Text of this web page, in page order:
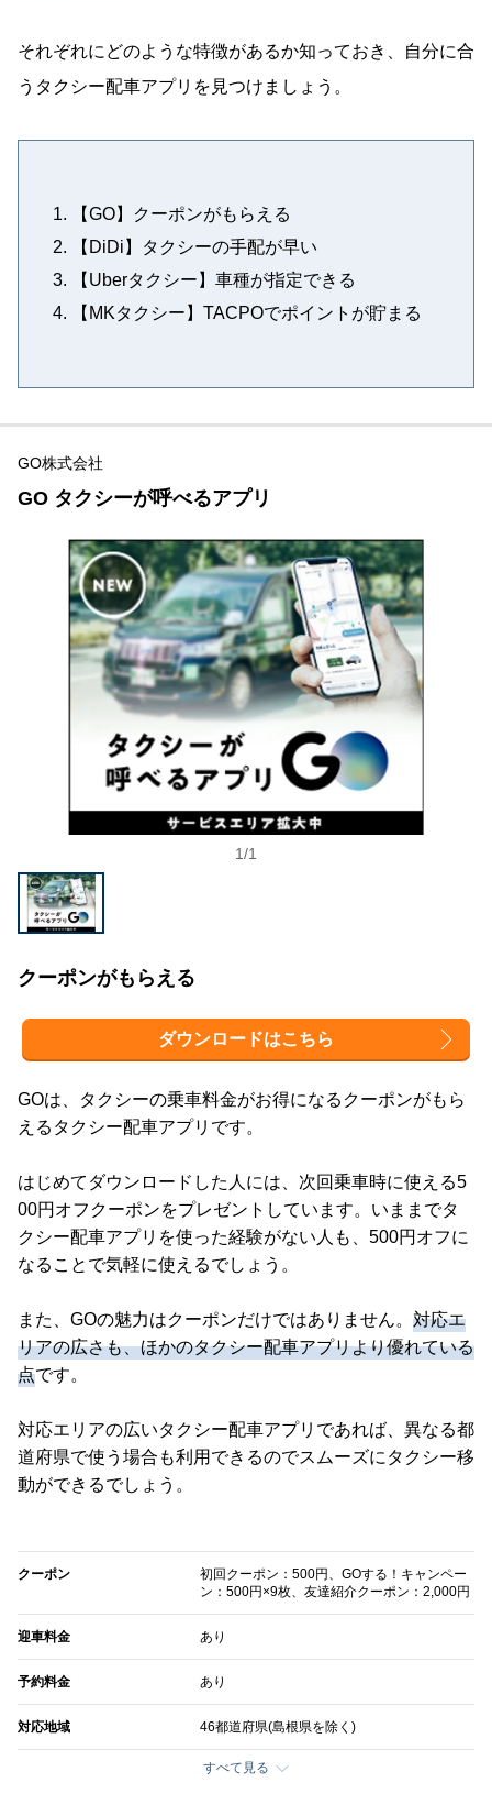
それぞれにどのような特徴があるか知っておき、自分に合
うタクシー配車アプリを見つけましょう。
【GO】クーポンがもらえる
【DiDi】タクシーの手配が早い
【Uberタクシー】車種が指定できる
【MKタクシー】TACPOでポイントが貯まる
GO株式会社
GO タクシーが呼べるアプリ
1/1
クーポンがもらえる
ダウンロードはこちら
GOは、タクシーの乗車料金がお得になるクーポンがもら
えるタクシー配車アプリです。
はじめてダウンロードした人には、次回乗車時に使える5
00円オフクーポンをプレゼントしています。いままでタ
クシー配車アプリを使った経験がない人も、500円オフに
なることで気軽に使えるでしょう。
また、GOの魅力はクーポンだけではありません。 対応エ
リアの広さも、ほかのタクシー配車アプリより優れている
点です。
対応エリアの広いタクシー配車アプリであれば、異なる都
道府県で使う場合も利用できるのでスムーズにタクシー移
動ができるでしょう。
クーポン
初回クーポン：500円、GOする！キャンペー
ン：500円×9枚、友達紹介クーポン：2,000円
迎車料金 あり
予約料金 あり
対応地域 46都道府県(島根県を除く)
すべて見る